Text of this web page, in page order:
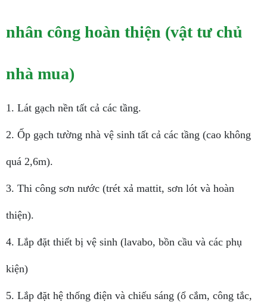
nhân công hoàn thiện (vật tư chủ
nhà mua)
1. Lát gạch nền tất cả các tầng.
2. Ốp gạch tường nhà vệ sinh tất cả các tầng (cao không
quá 2,6m).
3. Thi công sơn nước (trét xả mattit, sơn lót và hoàn
thiện).
4. Lắp đặt thiết bị vệ sinh (lavabo, bồn cầu và các phụ
kiện)
5. Lắp đặt hệ thống điện và chiếu sáng (ổ cắm, công tắc,